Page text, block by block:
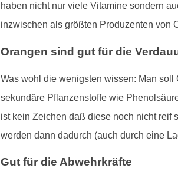
haben nicht nur viele Vitamine sondern
inzwischen als größten Produzenten von
Orangen sind gut für die
Was wohl die wenigsten wissen: Man
sekundäre Pflanzenstoffe wie
ist kein Zeichen daß diese noch nicht reif
werden dann dadurch (auch durch eine
Gut für die Abwehrkräfte